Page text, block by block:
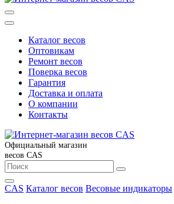
Каталог весов
Оптовикам
Ремонт весов
Поверка весов
Гарантия
Доставка и оплата
О компании
Контакты
Официальный магазин
весов CAS
CAS Каталог весов Весовые индикаторы